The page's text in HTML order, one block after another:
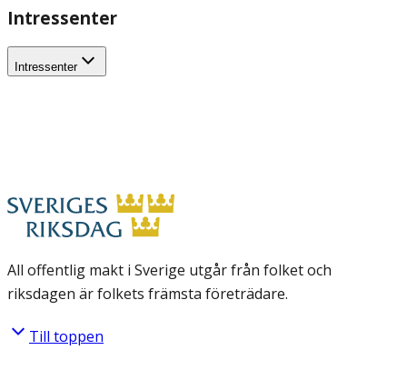
Intressenter
Intressenter
All offentlig makt i Sverige utgår från folket och
riksdagen är folkets främsta företrädare.
Till toppen